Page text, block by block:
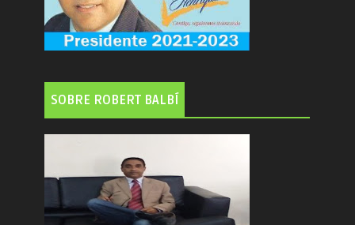
SOBRE ROBERT BALBÍ